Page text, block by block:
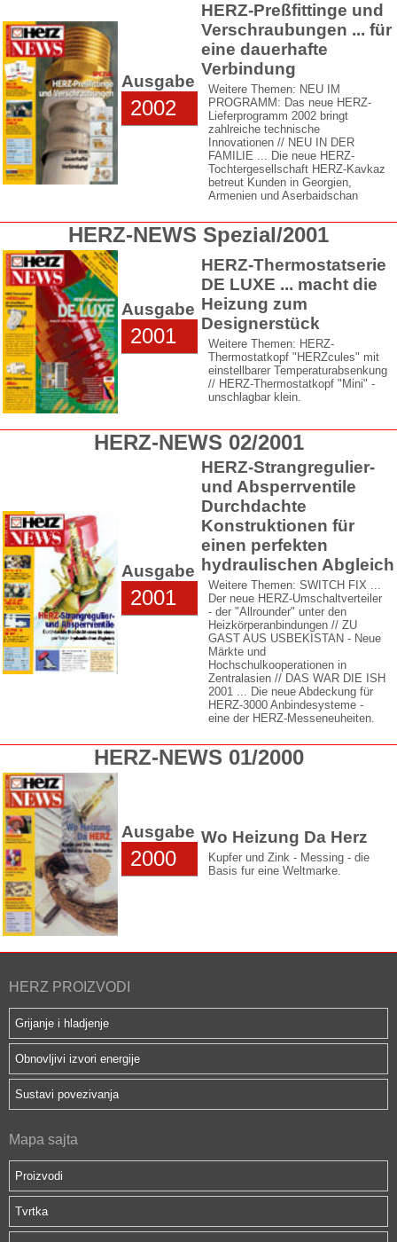
Ausgabe
2002
HERZ-Preßfittinge und
Verschraubungen ... für
eine dauerhafte
Verbindung
Weitere Themen: NEU IM
PROGRAMM: Das neue HERZ-
Lieferprogramm 2002 bringt
zahlreiche technische
Innovationen // NEU IN DER
FAMILIE ... Die neue HERZ-
Tochtergesellschaft HERZ-Kavkaz
betreut Kunden in Georgien,
Armenien und Aserbaidschan
HERZ-NEWS Spezial/2001
Ausgabe
2001
HERZ-Thermostatserie
DE LUXE ... macht die
Heizung zum
Designerstück
Weitere Themen: HERZ-
Thermostatkopf "HERZcules" mit
einstellbarer Temperaturabsenkung
// HERZ-Thermostatkopf "Mini" -
unschlagbar klein.
HERZ-NEWS 02/2001
Ausgabe
2001
HERZ-Strangregulier-
und Absperrventile
Durchdachte
Konstruktionen für
einen perfekten
hydraulischen Abgleich
Weitere Themen: SWITCH FIX ...
Der neue HERZ-Umschaltverteiler
- der "Allrounder" unter den
Heizkörperanbindungen // ZU
GAST AUS USBEKISTAN - Neue
Märkte und
Hochschulkooperationen in
Zentralasien // DAS WAR DIE ISH
2001 ... Die neue Abdeckung für
HERZ-3000 Anbindesysteme -
eine der HERZ-Messeneuheiten.
HERZ-NEWS 01/2000
Ausgabe
2000
Wo Heizung Da Herz
Kupfer und Zink - Messing - die
Basis fur eine Weltmarke.
HERZ PROIZVODI
Grijanje i hladjenje
Obnovljivi izvori energije
Sustavi povezivanja
Mapa sajta
Proizvodi
Tvrtka